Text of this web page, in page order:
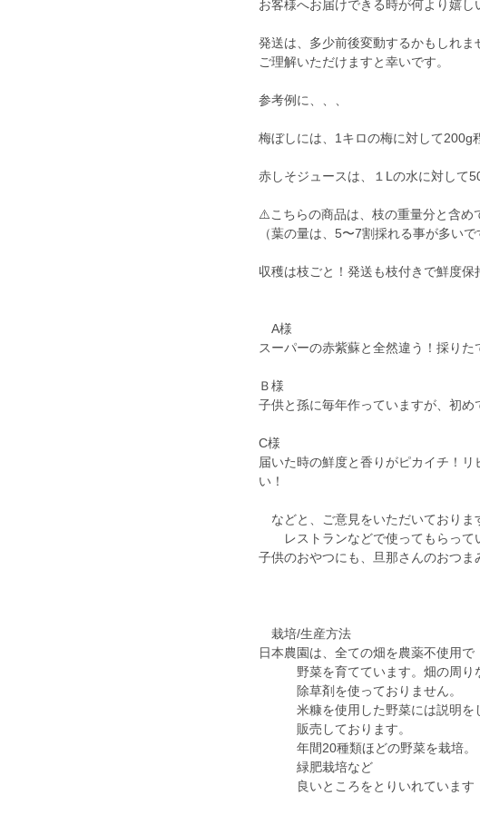
お客様へお届けできる時が何より嬉し
発送は、多少前後変動するかもしれま
ご理解いただけますと幸いです。
参考例に、、、
梅ぼしには、1キロの梅に対して200g
赤しそジュースは、１Lの水に対して
⚠️こちらの商品は、枝の重量分と含め
（葉の量は、5〜7割採れる事が多いで
収穫は枝ごと！発送も枝付きで鮮度保
A様
スーパーの赤紫蘇と全然違う！採り
Ｂ様
子供と孫に毎年作っていますが、初め
C様
届いた時の鮮度と香りがピカイチ！
い！
などと、ご意見をいただいておりま
レストランなどで使ってもらって
子供のおやつにも、旦那さんのおつま
栽培/生産方法
日本農園は、全ての畑を農薬不使用で
野菜を育てています。畑の周り
除草剤を使っておりません。
米糠を使用した野菜には説明を
販売しております。
年間20種類ほどの野菜を栽培。
緑肥栽培など
良いところをとりいれています